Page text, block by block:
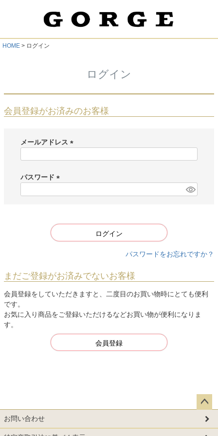
HOME ログイン
ログイン
会員登録がお済みのお客様
メールアドレス
)
パスワード
ログイン
パスワードをお忘れですか？
まだご登録がお済みでないお客様
会員登録をしていただきますと、二度目のお買い物時にとても便利
です。
お気に入り商品をご登録いただけるなどお買い物が便利になりま
す。
会員登録
ペー
お問い合わせ